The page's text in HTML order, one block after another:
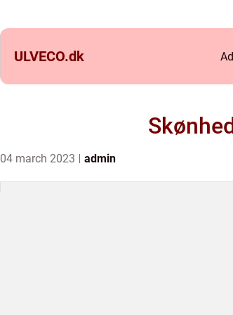
ULVECO.dk
04 march 2023 admin